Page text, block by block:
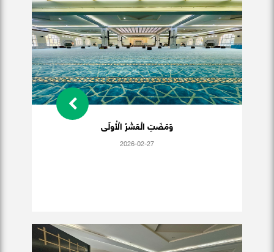
وَمَضَتِ الْعَشْرُ الْأُولَى
2026-02-27